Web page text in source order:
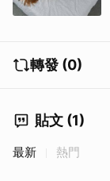
轉發 (0)
貼文 (1)
最新 熱門